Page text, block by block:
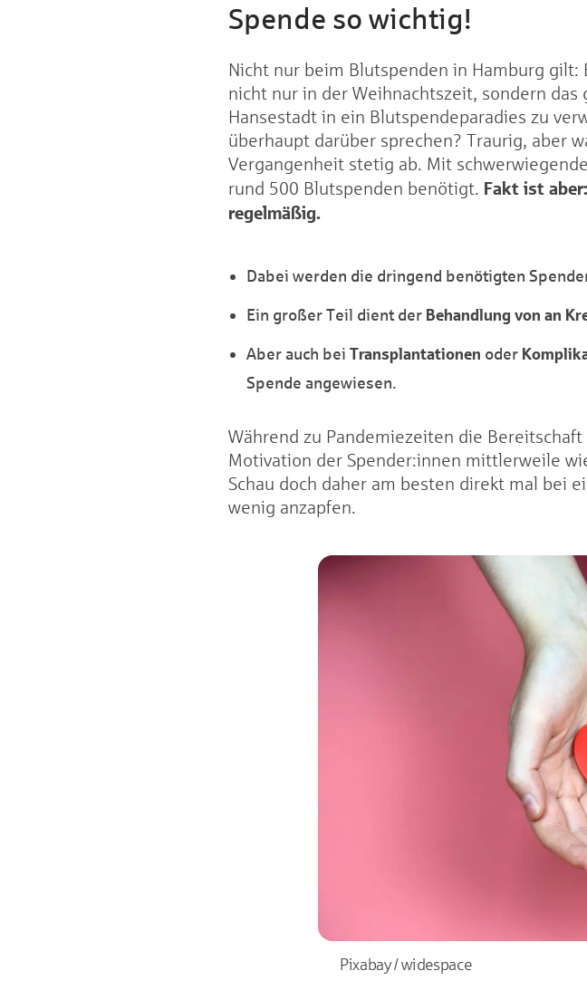
Spende so wichtig!
Nicht nur beim Blutspenden in Hamburg gilt:
nicht nur in der Weihnachtszeit, sondern
Hansestadt in ein Blutspendeparadies zu
überhaupt darüber sprechen? Traurig, aber
Vergangenheit stetig ab. Mit
rund 500 Blutspenden benötigt. Fakt ist
regelmäßig.
Dabei werden die dringend benötigten
Ein großer Teil dient der Behandlung von an
Aber auch bei Transplantationen oder
Spende angewiesen.
Während zu Pandemiezeiten die
Motivation der Spender:innen mittlerweile
Schau doch daher am besten direkt mal bei
wenig anzapfen.
Pixabay / widespace